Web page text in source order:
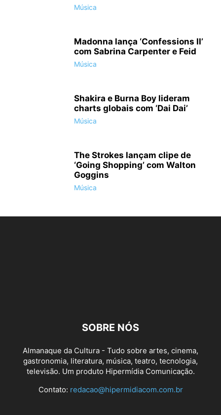
Música
Madonna lança ‘Confessions II’
com Sabrina Carpenter e Feid
Música
Shakira e Burna Boy lideram
charts globais com ‘Dai Dai’
Música
The Strokes lançam clipe de
‘Going Shopping’ com Walton
Goggins
Música
SOBRE NÓS
Almanaque da Cultura - Tudo sobre artes, cinema,
gastronomia, literatura, música, teatro, tecnologia,
televisão. Um produto Hipermídia Comunicação.
Contato: redacao@hipermidiacom.com.br